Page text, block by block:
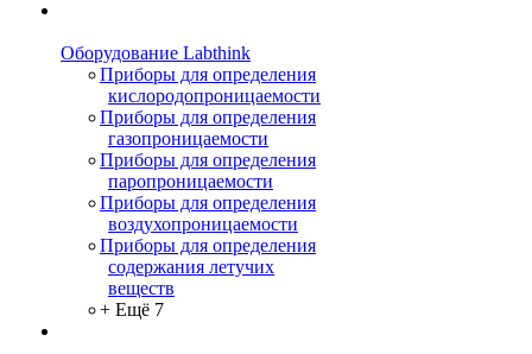
Оборудование Labthink
Приборы для определения
кислородопроницаемости
Приборы для определения
газопроницаемости
Приборы для определения
паропроницаемости
Приборы для определения
воздухопроницаемости
Приборы для определения
содержания летучих
веществ
+ Ещё 7